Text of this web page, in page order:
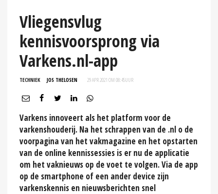
Vliegensvlug
kennisvoorsprong via
Varkens.nl-app
TECHNIEK JOS THELOSEN 29 APR 2021 OM 08:45UUR
Varkens innoveert als het platform voor de
varkenshouderij. Na het schrappen van de .nl o de
voorpagina van het vakmagazine en het opstarten
van de online kennissessies is er nu de applicatie
om het vaknieuws op de voet te volgen. Via de app
op de smartphone of een ander device zijn
varkenskennis en nieuwsberichten snel